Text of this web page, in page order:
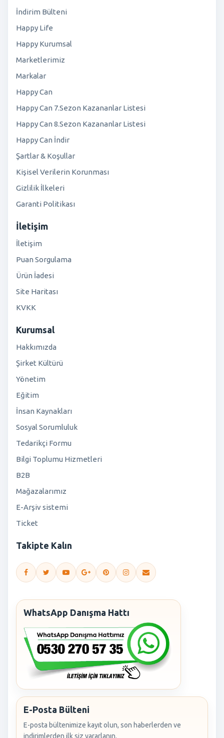
İndirim Bülteni
Happy Life
Happy Kurumsal
Marketlerimiz
Markalar
Happy Can
Happy Can 7.Sezon Kazananlar Listesi
Happy Can 8.Sezon Kazananlar Listesi
Happy Can İndir
Şartlar & Koşullar
Kişisel Verilerin Korunması
Gizlilik İlkeleri
Garanti Politikası
İletişim
İletişim
Puan Sorgulama
Ürün İadesi
Site Haritası
KVKK
Kurumsal
Hakkımızda
Şirket Kültürü
Yönetim
Eğitim
İnsan Kaynakları
Sosyal Sorumluluk
Tedarikçi Formu
Bilgi Toplumu Hizmetleri
B2B
Mağazalarımız
E-Arşiv sistemi
Ticket
Takipte Kalın
WhatsApp Danışma Hattı
E-Posta Bülteni
E-posta bültenimize kayıt olun, son haberlerden ve
indirimlerden ilk siz yararlanın.